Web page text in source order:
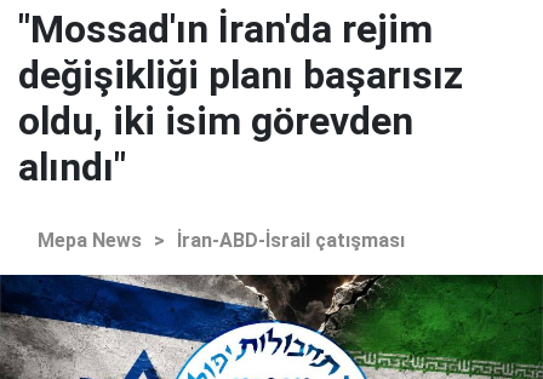
"Mossad'ın İran'da rejim
değişikliği planı başarısız
oldu, iki isim görevden
alındı"
Mepa News > İran-ABD-İsrail çatışması